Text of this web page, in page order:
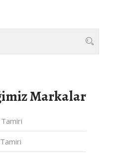
Markalar